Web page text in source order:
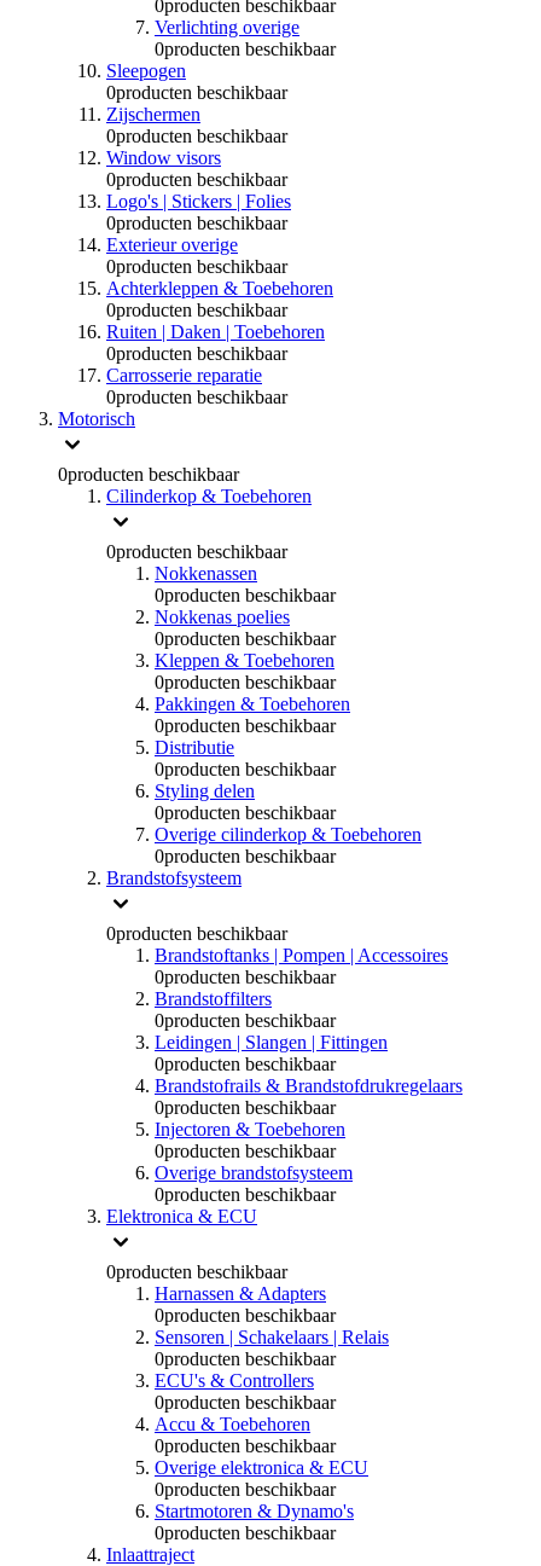
0producten beschikbaar
Verlichting overige
0producten beschikbaar
Sleepogen
0producten beschikbaar
Zijschermen
0producten beschikbaar
Window visors
0producten beschikbaar
Logo's | Stickers | Folies
0producten beschikbaar
Exterieur overige
0producten beschikbaar
Achterkleppen & Toebehoren
0producten beschikbaar
Ruiten | Daken | Toebehoren
0producten beschikbaar
Carrosserie reparatie
0producten beschikbaar
Motorisch
0producten beschikbaar
Cilinderkop & Toebehoren
0producten beschikbaar
Nokkenassen
0producten beschikbaar
Nokkenas poelies
0producten beschikbaar
Kleppen & Toebehoren
0producten beschikbaar
Pakkingen & Toebehoren
0producten beschikbaar
Distributie
0producten beschikbaar
Styling delen
0producten beschikbaar
Overige cilinderkop & Toebehoren
0producten beschikbaar
Brandstofsysteem
0producten beschikbaar
Brandstoftanks | Pompen | Accessoires
0producten beschikbaar
Brandstoffilters
0producten beschikbaar
Leidingen | Slangen | Fittingen
0producten beschikbaar
Brandstofrails & Brandstofdrukregelaars
0producten beschikbaar
Injectoren & Toebehoren
0producten beschikbaar
Overige brandstofsysteem
0producten beschikbaar
Elektronica & ECU
0producten beschikbaar
Harnassen & Adapters
0producten beschikbaar
Sensoren | Schakelaars | Relais
0producten beschikbaar
ECU's & Controllers
0producten beschikbaar
Accu & Toebehoren
0producten beschikbaar
Overige elektronica & ECU
0producten beschikbaar
Startmotoren & Dynamo's
0producten beschikbaar
Inlaattraject